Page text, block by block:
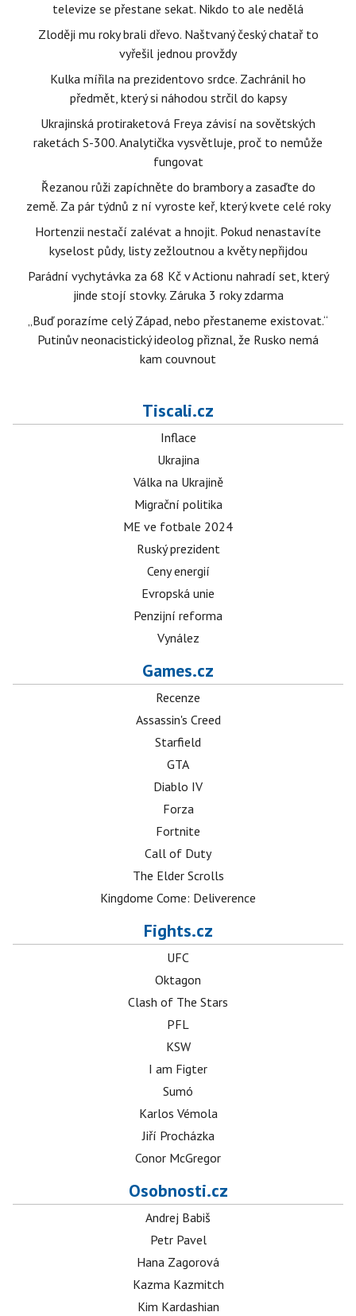
televize se přestane sekat. Nikdo to ale nedělá
Zloději mu roky brali dřevo. Naštvaný český chatař to
vyřešil jednou provždy
Kulka mířila na prezidentovo srdce. Zachránil ho
předmět, který si náhodou strčil do kapsy
Ukrajinská protiraketová Freya závisí na sovětských
raketách S-300. Analytička vysvětluje, proč to nemůže
fungovat
Řezanou růži zapíchněte do brambory a zasaďte do
země. Za pár týdnů z ní vyroste keř, který kvete celé roky
Hortenzii nestačí zalévat a hnojit. Pokud nenastavíte
kyselost půdy, listy zežloutnou a květy nepřijdou
Parádní vychytávka za 68 Kč v Actionu nahradí set, který
jinde stojí stovky. Záruka 3 roky zdarma
„Buď porazíme celý Západ, nebo přestaneme existovat.“
Putinův neonacistický ideolog přiznal, že Rusko nemá
kam couvnout
Tiscali.cz
Inflace
Ukrajina
Válka na Ukrajině
Migrační politika
ME ve fotbale 2024
Ruský prezident
Ceny energií
Evropská unie
Penzijní reforma
Vynález
Games.cz
Recenze
Assassin's Creed
Starfield
GTA
Diablo IV
Forza
Fortnite
Call of Duty
The Elder Scrolls
Kingdome Come: Deliverence
Fights.cz
UFC
Oktagon
Clash of The Stars
PFL
KSW
I am Figter
Sumó
Karlos Vémola
Jiří Procházka
Conor McGregor
Osobnosti.cz
Andrej Babiš
Petr Pavel
Hana Zagorová
Kazma Kazmitch
Kim Kardashian